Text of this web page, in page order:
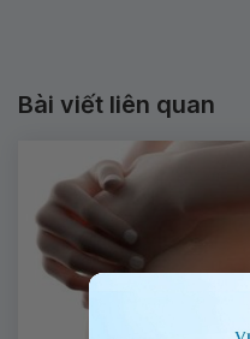
Bài viết liên quan